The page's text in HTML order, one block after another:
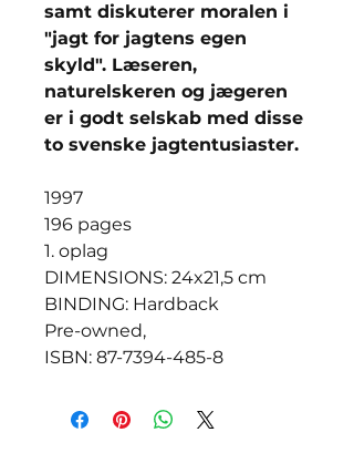
samt diskuterer moralen i
"jagt for jagtens egen
skyld". Læseren,
naturelskeren og jægeren
er i godt selskab med disse
to svenske jagtentusiaster.
1997
196 pages
1. oplag
DIMENSIONS: 24x21,5 cm
BINDING: Hardback
Pre-owned,
ISBN: 87-7394-485-8